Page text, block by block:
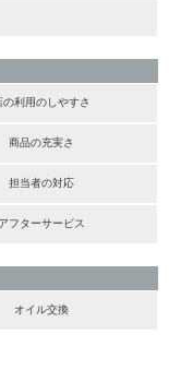
の利用のしやすさ
商品の充実さ
担当者の対応
アフターサービス
オイル交換